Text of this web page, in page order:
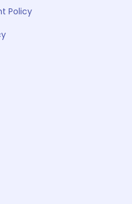
Policy